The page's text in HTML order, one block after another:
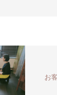
お